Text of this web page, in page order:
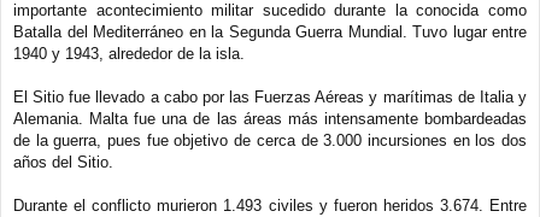
importante acontecimiento militar sucedido durante la conocida como
Batalla del Mediterráneo en la Segunda Guerra Mundial. Tuvo lugar entre
1940 y 1943, alrededor de la isla.
El Sitio fue llevado a cabo por las Fuerzas Aéreas y marítimas de Italia y
Alemania. Malta fue una de las áreas más intensamente bombardeadas
de la guerra, pues fue objetivo de cerca de 3.000 incursiones en los dos
años del Sitio.
Durante el conflicto murieron 1.493 civiles y fueron heridos 3.674. Entre